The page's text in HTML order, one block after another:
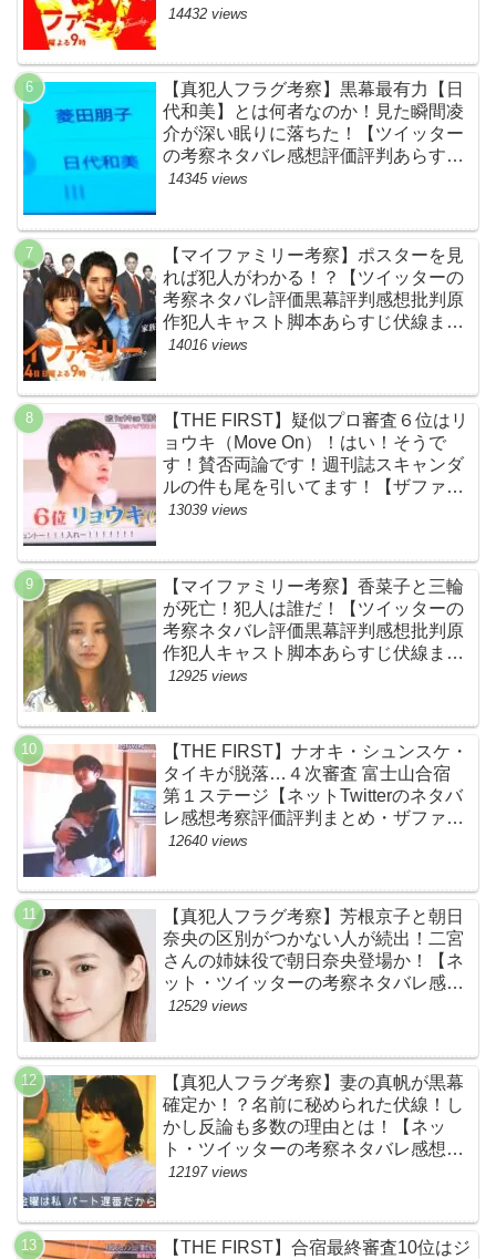
本あらすじ伏線まとめ】
14432 views
【真犯人フラグ考察】黒幕最有力【日
代和美】とは何者なのか！見た瞬間凌
介が深い眠りに落ちた！【ツイッター
の考察ネタバレ感想評価評判あらすじ
原作犯人キャスト黒幕伏線まとめ】
14345 views
【マイファミリー考察】ポスターを見
れば犯人がわかる！？【ツイッターの
考察ネタバレ評価黒幕評判感想批判原
作犯人キャスト脚本あらすじ伏線まと
め】
14016 views
【THE FIRST】疑似プロ審査６位はリ
ョウキ（Move On）！はい！そうで
す！賛否両論です！週刊誌スキャンダ
ルの件も尾を引いてます！【ザファー
スト・ネットのネタバレ感想考察まと
13039 views
【マイファミリー考察】香菜子と三輪
が死亡！犯人は誰だ！【ツイッターの
考察ネタバレ評価黒幕評判感想批判原
作犯人キャスト脚本あらすじ伏線まと
め】
12925 views
【THE FIRST】ナオキ・シュンスケ・
タイキが脱落…４次審査 富士山合宿
第１ステージ【ネットTwitterのネタバ
レ感想考察評価評判まとめ・ザファー
スト・スッキリ・BE:FIRST・ビーフ
12640 views
【真犯人フラグ考察】芳根京子と朝日
奈央の区別がつかない人が続出！二宮
さんの姉妹役で朝日奈央登場か！【ネ
ット・ツイッターの考察ネタバレ感想
評価評判あらすじ原作犯人キャスト黒
12529 views
【真犯人フラグ考察】妻の真帆が黒幕
確定か！？名前に秘められた伏線！し
かし反論も多数の理由とは！【ネッ
ト・ツイッターの考察ネタバレ感想評
価評判あらすじ原作犯人キャスト黒幕
12197 views
【THE FIRST】合宿最終審査10位はジ